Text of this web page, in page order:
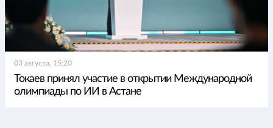
03 августа, 15:20
Токаев принял участие в открытии Международной
олимпиады по ИИ в Астане